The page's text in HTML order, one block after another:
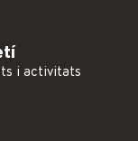
i activitats